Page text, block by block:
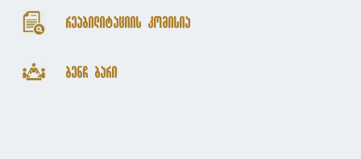
რეაბილიტაციის კომისია
ბენჩ ბარი